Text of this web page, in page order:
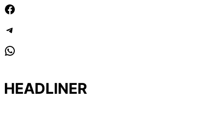
HEADLINER